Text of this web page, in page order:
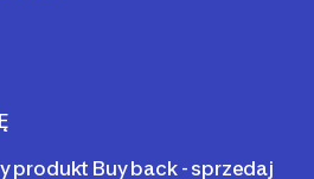
produkt Buy back - sprzedaj